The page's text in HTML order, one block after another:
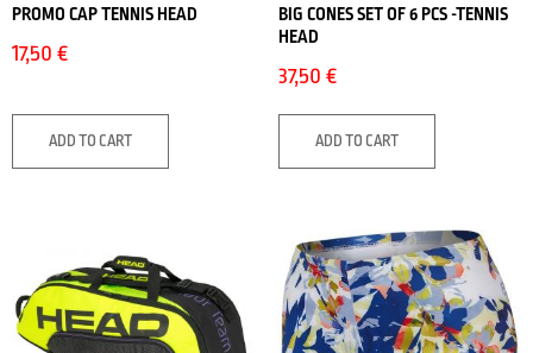
PROMO CΑP TENNIS HEAD
17,50€
ADD TO CART
BIG CONES SET OF 6 PCS -TENNIS
HEAD
37,50€
ADD TO CART